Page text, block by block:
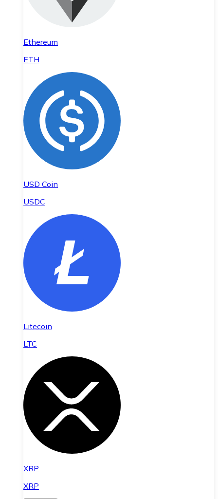
Ethereum
ETH
USD Coin
USDC
Litecoin
LTC
XRP
XRP